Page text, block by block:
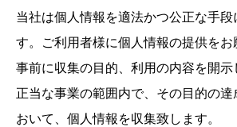
当社は個人情報を適法かつ公正な手段
す。ご利用者様に個人情報の提供をお
事前に収集の目的、利用の内容を開
正当な事業の範囲内で、その目的の達
おいて、個人情報を収集致します。